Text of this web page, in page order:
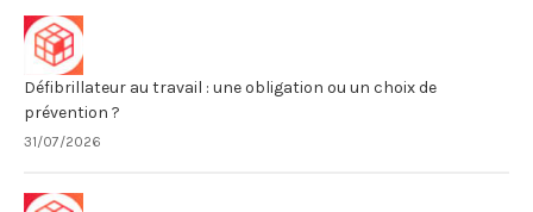
Défibrillateur au travail : une obligation ou un choix de
prévention ?
31/07/2026